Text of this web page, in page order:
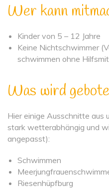
Wer kann
Kinder von 5 – 12 Jahre
Keine Nichtschwimmer
schwimmen ohne
Was wird
Hier einige Ausschnitte aus
stark wetterabhängig und
angepasst):
Schwimmen
Riesenhüpfburg